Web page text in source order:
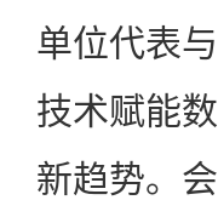
单位代表
技术赋能
新趋势。